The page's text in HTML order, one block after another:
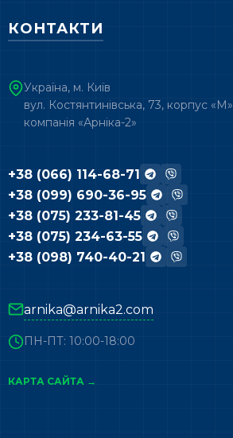
КОНТАКТИ
Україна, м. Київ
вул. Костянтинівська, 73, корпус «М»
компанія «Арніка-2»
+38 (066) 114-68-71
+38 (099) 690-36-95
+38 (075) 233-81-45
+38 (075) 234-63-55
+38 (098) 740-40-21
arnika@arnika2.com
ПН-ПТ: 10:00-18:00
КАРТА САЙТА →